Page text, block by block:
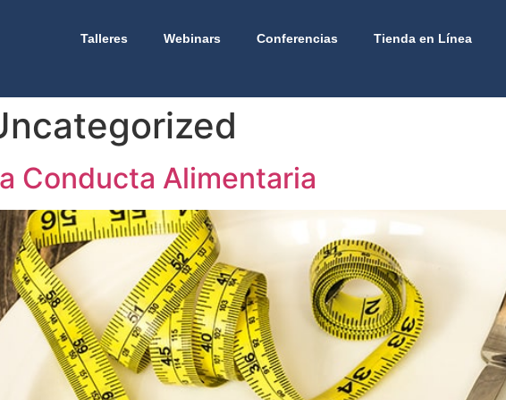
Talleres Webinars Conferencias Tienda en Línea
Conducta Alimentaria